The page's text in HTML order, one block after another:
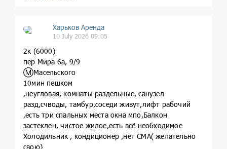
Харьков Аренда
10 July 2026 09:05
2к (6000)
пер Мира 6а, 9/9
Ⓜ️Масельского
10мин пешком
,неугловая, комнаты раздельные, санузел
разд,счводы, тамбур,соседи живут,лифт рабочий
,есть три спальных места окна мпо,Балкон
застеклен, чистое жилое,есть всё необходимое
Холодильник , кондиционер ,нет СМА( желательно
свою)